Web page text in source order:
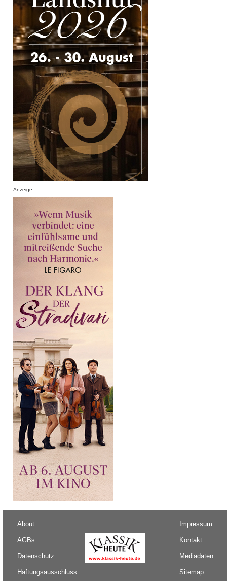
Anzeige
About
AGBs
Datenschutz
Haftungsausschluss
Impressum
Kontakt
Mediadaten
Sitemap